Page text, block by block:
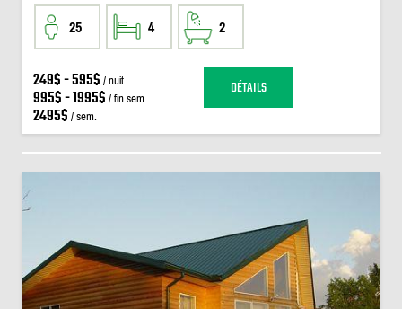
25 4 2
249$ - 595$ / nuit
995$ - 1995$ / fin sem.
2495$ / sem.
DÉTAILS